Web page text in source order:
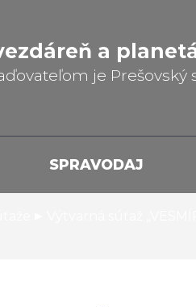
a
je Prešovský
SPRAVODAJ